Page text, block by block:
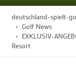
STARTSEITE
deutschland-spielt-
Golf News
EXKLUSIV-
Resort